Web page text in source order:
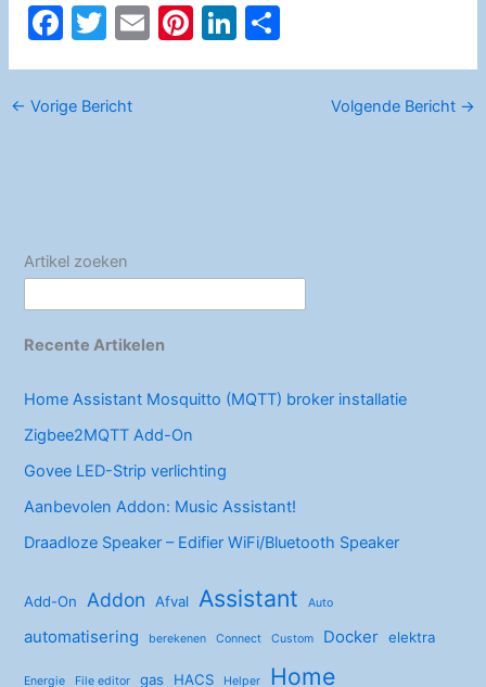
F
c
e
k
T
itt
E
Pi Li
← Vorige Bericht Volgende Bericht →
Artikel zoeken
Recente Artikelen
Home Assistant Mosquitto (MQTT) broker installatie
Zigbee2MQTT Add-On
Govee LED-Strip verlichting
Aanbevolen Addon: Music Assistant!
Draadloze Speaker – Edifier WiFi/Bluetooth Speaker
Add-On Addon Afval Assistant Auto
automatisering berekenen Connect Custom Docker elektra
Energie File editor gas HACS Helper Home